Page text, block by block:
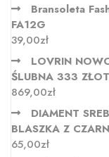
Bransoleta
FA12G
39,00zł
LOVRIN
ŚLUBNA 333
869,00zł
DIAMENT
BLASZKA Z
65,00zł